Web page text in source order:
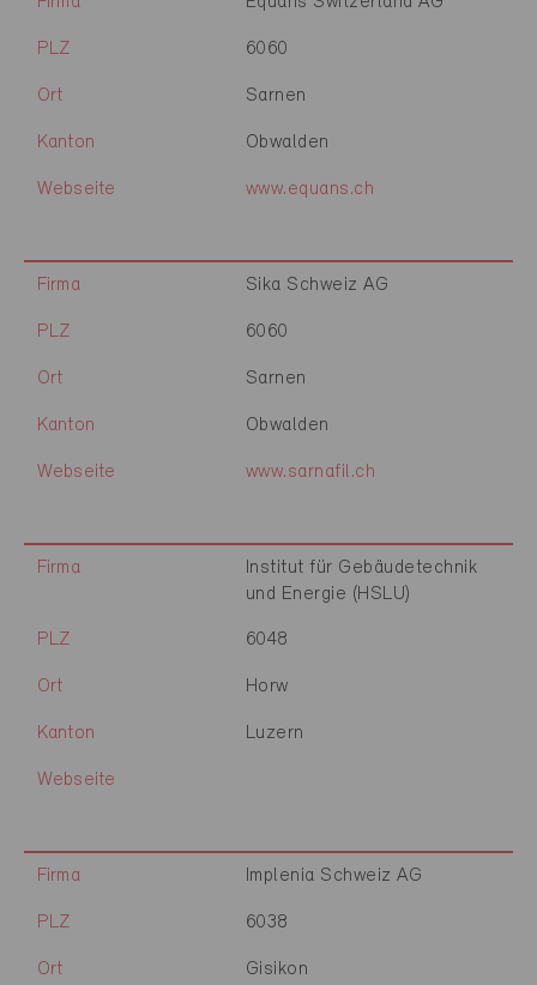
PLZ 6060
Ort Sarnen
Kanton Obwalden
Webseite www.equans.ch
Firma Sika Schweiz AG
PLZ 6060
Ort Sarnen
Kanton Obwalden
Webseite www.sarnafil.ch
Firma
Institut für Gebäudetechnik
und Energie (HSLU)
PLZ 6048
Ort Horw
Kanton Luzern
Webseite
Firma Implenia Schweiz AG
PLZ 6038
Ort Gisikon